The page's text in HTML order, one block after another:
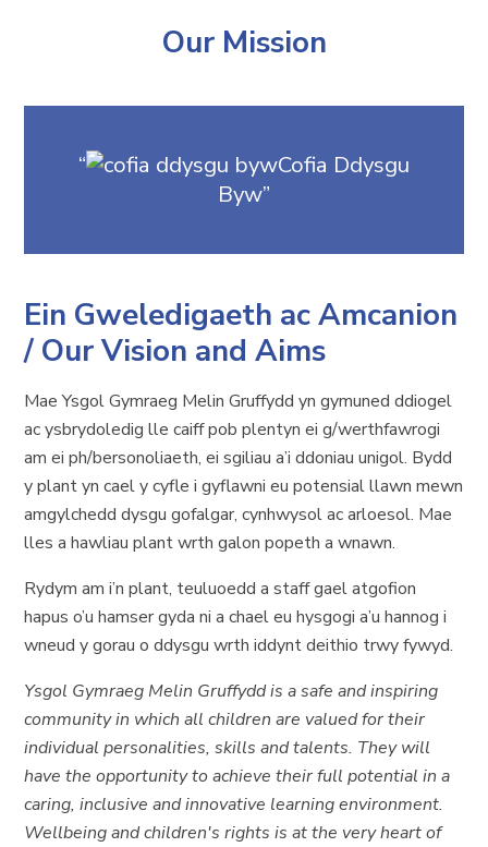
Our Mission
Cofia Ddysgu
Byw
Ein Gweledigaeth ac Amcanion
/ Our Vision and Aims
Mae Ysgol Gymraeg Melin Gruffydd yn gymuned ddiogel
ac ysbrydoledig lle caiff pob plentyn ei g/werthfawrogi
am ei ph/bersonoliaeth, ei sgiliau a’i ddoniau unigol. Bydd
y plant yn cael y cyfle i gyflawni eu potensial llawn mewn
amgylchedd dysgu gofalgar, cynhwysol ac arloesol. Mae
lles a hawliau plant wrth galon popeth a wnawn.
Rydym am i’n plant, teuluoedd a staff gael atgofion
hapus o’u hamser gyda ni a chael eu hysgogi a’u hannog i
wneud y gorau o ddysgu wrth iddynt deithio trwy fywyd.
Ysgol Gymraeg Melin Gruffydd is a safe and inspiring
community in which all children are valued for their
individual personalities, skills and talents. They will
have the opportunity to achieve their full potential in a
caring, inclusive and innovative learning environment.
Wellbeing and children's rights is at the very heart of